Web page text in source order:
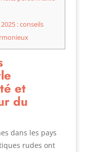
: conseils
et
du
dans les pays
rudes ont